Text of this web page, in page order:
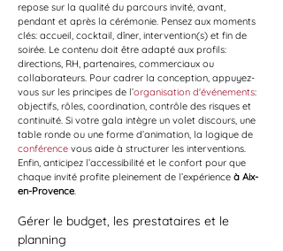
repose sur la qualité du parcours invité, avant,
pendant et après la cérémonie. Pensez aux moments
clés: accueil, cocktail, dîner, intervention(s) et fin de
soirée. Le contenu doit être adapté aux profils:
directions, RH, partenaires, commerciaux ou
collaborateurs. Pour cadrer la conception, appuyez-
vous sur les principes de l’organisation d'événements:
objectifs, rôles, coordination, contrôle des risques et
continuité. Si votre gala intègre un volet discours, une
table ronde ou une forme d’animation, la logique de
conférence vous aide à structurer les interventions.
Enfin, anticipez l’accessibilité et le confort pour que
chaque invité profite pleinement de l’expérience à Aix-
en-Provence.
Gérer le budget, les prestataires et le
planning